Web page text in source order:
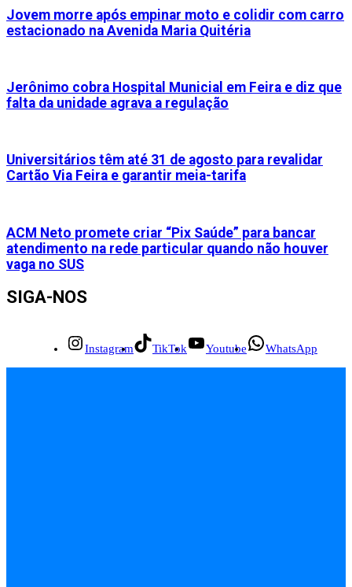
Jovem morre após empinar moto e colidir com carro
estacionado na Avenida Maria Quitéria
Jerônimo cobra Hospital Municial em Feira e diz que
falta da unidade agrava a regulação
Universitários têm até 31 de agosto para revalidar
Cartão Via Feira e garantir meia-tarifa
ACM Neto promete criar “Pix Saúde” para bancar
atendimento na rede particular quando não houver
vaga no SUS
SIGA-NOS
Instagram TikTok Youtube WhatsApp